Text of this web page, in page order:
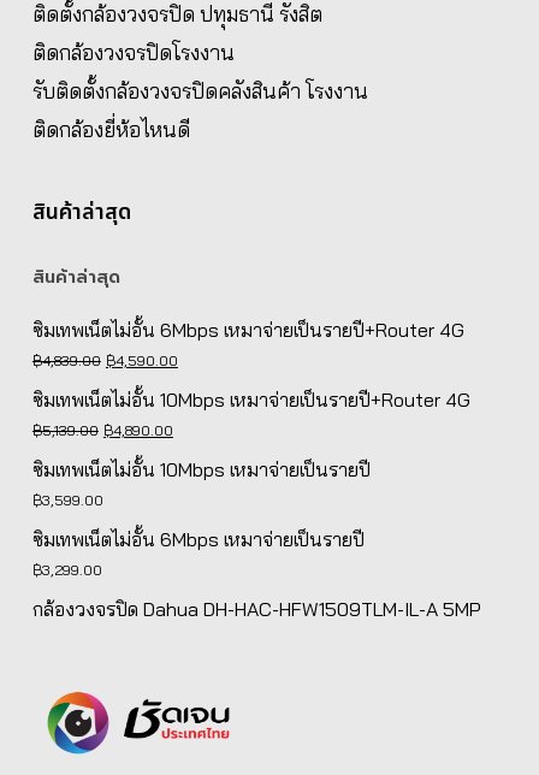
ติดตั้งกล้องวงจรปิด ปทุมธานี รังสิต
ติดกล้องวงจรปิดโรงงาน
รับติดตั้งกล้องวงจรปิดคลังสินค้า โรงงาน
ติดกล้องยี่ห้อไหนดี
สินค้าล่าสุด
สินค้าล่าสุด
ซิมเทพเน็ตไม่อั้น 6Mbps เหมาจ่ายเป็นรายปี+Router 4G
฿4,839.00 Original
price
฿4,839.00.
฿4,590.00Current
ซิมเทพเน็ตไม่อั้น 10Mbps เหมาจ่ายเป็นรายปี+Router 4G
฿5,139.00 Original
price
฿4,890.00Current
ซิมเทพเน็ตไม่อั้น 10Mbps เหมาจ่ายเป็นรายปี
฿3,599.00
ซิมเทพเน็ตไม่อั้น 6Mbps เหมาจ่ายเป็นรายปี
฿3,299.00
กล้องวงจรปิด Dahua DH-HAC-HFW1509TLM-IL-A 5MP